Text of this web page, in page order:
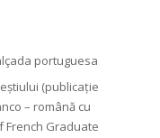
portuguesa
(publicație
– română cu
French Graduate